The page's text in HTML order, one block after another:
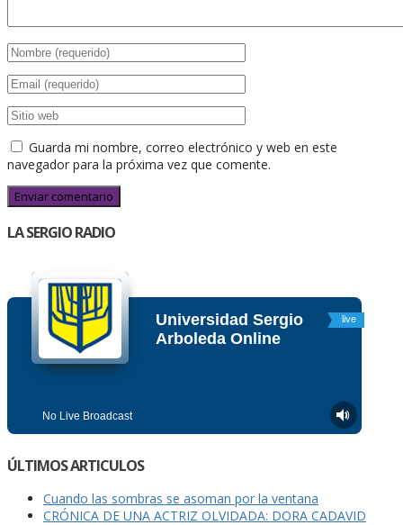
Guarda mi nombre, correo electrónico y web en este
navegador para la próxima vez que comente.
LA SERGIO RADIO
ÚLTIMOS ARTICULOS
Cuando las sombras se asoman por la ventana
CRÓNICA DE UNA ACTRIZ OLVIDADA: DORA CADAVID